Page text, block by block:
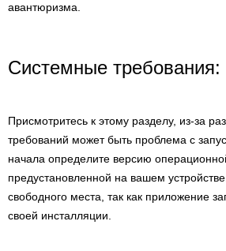
авантюризма.
Системные требования:
Присмотритесь к этому разделу, из-за
требований может быть проблема с
начала определите версию
предустановленной на вашем
свободного места, так как приложение
своей инсталляции.